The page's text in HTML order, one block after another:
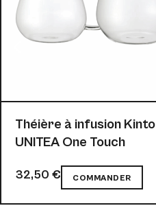
Théière à infusion Kinto
UNITEA One Touch
32,50 € COMMANDER